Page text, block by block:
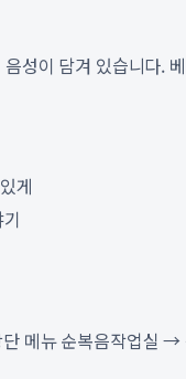
성이 담겨 있습니다.
게
메뉴 순복음작업실